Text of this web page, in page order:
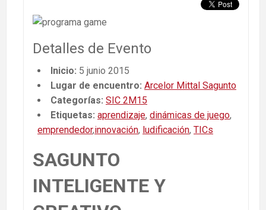
Detalles de Evento
Inicio: 5 junio 2015
Lugar de encuentro: Arcelor Mittal Sagunto
Categorías: SIC 2M15
Etiquetas: aprendizaje, dinámicas de juego,
emprendedor,innovación, ludificación, TICs
SAGUNTO
INTELIGENTE Y